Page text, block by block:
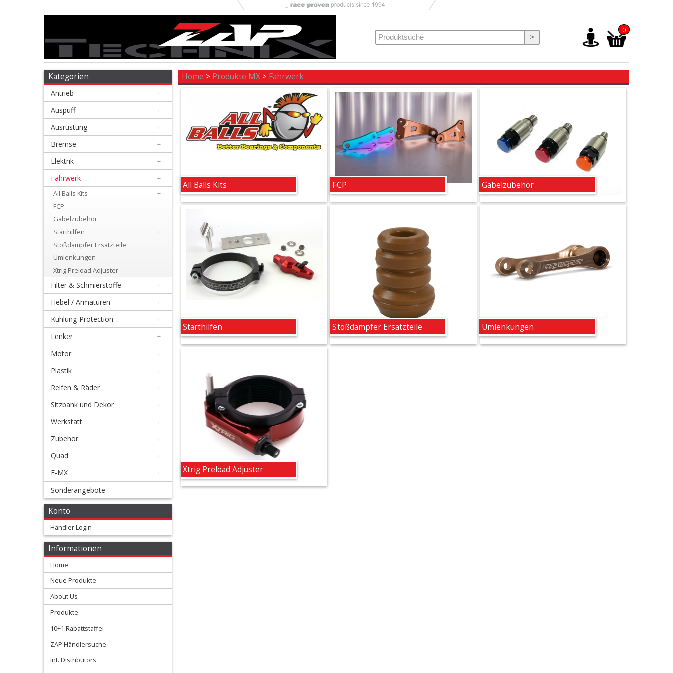
Antrieb
Auspuff
Ausrüstung
Bremse
Elektrik
Fahrwerk
Gabelzubehör
Starthilfen
Stoßdämpfer
Ersatzteile
Umlenkungen
Preload
Adjuster
Filter
Schmierstoffe
Hebel
Armaturen
Kühlung
>
0
Kategorien
Antrieb +
Auspuff +
Ausrüstung +
Bremse +
Elektrik +
Fahrwerk
+
All Balls Kits
+
FCP
Gabelzubehör
Starthilfen
+
Stoßdämpfer Ersatzteile
Umlenkungen
Xtrig Preload Adjuster
Filter & Schmierstoffe +
Hebel / Armaturen +
Kühlung Protection +
Lenker +
Motor +
Plastik +
Reifen & Räder +
Sitzbank und Dekor +
Werkstatt +
Zubehör +
Quad +
E-MX +
Sonderangebote
Konto
Händler Login
Informationen
Home
Neue Produkte
About Us
Produkte
10+1 Rabattstaffel
ZAP Händlersuche
Int. Distributors
Home > Produkte MX > Fahrwerk
All Balls Kits FCP Gabelzubehör
Starthilfen Stoßdämpfer Ersatzteile Umlenkungen
Xtrig Preload Adjuster